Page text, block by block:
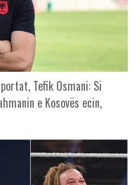
Tefik Osmani: Si
e Kosovës ecin,